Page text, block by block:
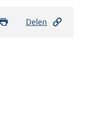
Delen